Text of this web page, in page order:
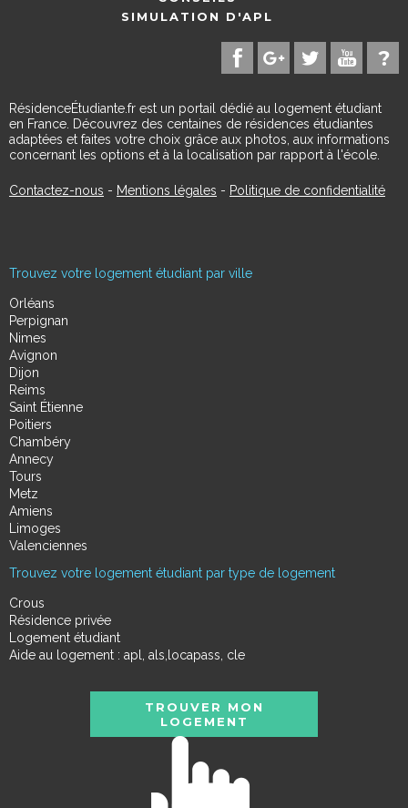
SIMULATION D'APL
RésidenceÉtudiante.fr est un portail dédié au logement étudiant
en France. Découvrez des centaines de résidences étudiantes
adaptées et faites votre choix grâce aux photos, aux informations
concernant les options et à la localisation par rapport à l'école.
Contactez-nous - Mentions légales - Politique de confidentialité
Trouvez votre logement étudiant par ville
Orléans
Perpignan
Nimes
Avignon
Dijon
Reims
Saint Étienne
Poitiers
Chambéry
Annecy
Tours
Metz
Amiens
Limoges
Valenciennes
Trouvez votre logement étudiant par type de logement
Crous
Résidence privée
Logement étudiant
Aide au logement : apl, als,locapass, cle
TROUVER MON
LOGEMENT